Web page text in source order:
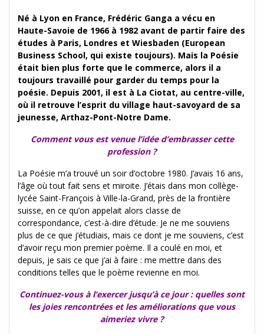
Né à Lyon en France, Frédéric Ganga a vécu en
Haute-Savoie de 1966 à 1982 avant de partir faire des
études à Paris, Londres et Wiesbaden (European
Business School, qui existe toujours). Mais la Poésie
était bien plus forte que le commerce, alors il a
toujours travaillé pour garder du temps pour la
poésie. Depuis 2001, il est à La Ciotat, au centre-ville,
où il retrouve l’esprit du village haut-savoyard de sa
jeunesse, Arthaz-Pont-Notre Dame.
Comment vous est venue l’idée d’embrasser cette
profession ?
La Poésie m’a trouvé un soir d’octobre 1980. J’avais 16 ans,
l’âge où tout fait sens et miroite. J’étais dans mon collège-
lycée Saint-François à Ville-la-Grand, près de la frontière
suisse, en ce qu’on appelait alors classe de
correspondance, c’est-à-dire d’étude. Je ne me souviens
plus de ce que j’étudiais, mais ce dont je me souviens, c’est
d’avoir reçu mon premier poème. Il a coulé en moi, et
depuis, je sais ce que j’ai à faire : me mettre dans des
conditions telles que le poème revienne en moi.
Continuez-vous à l’exercer jusqu’à ce jour : quelles sont
les joies rencontrées et les améliorations que vous
aimeriez vivre ?